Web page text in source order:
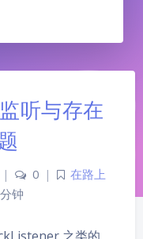
听与存在
| 0 |
在路上
钟